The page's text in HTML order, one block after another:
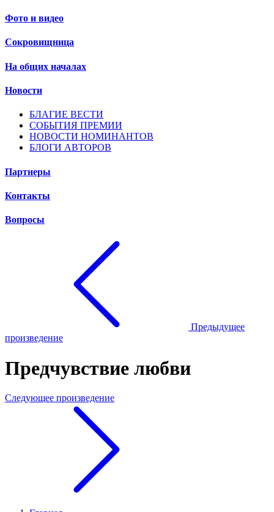
Фото и видео
Сокровищница
На общих началах
Новости
БЛАГИЕ ВЕСТИ
СОБЫТИЯ ПРЕМИИ
НОВОСТИ НОМИНАНТОВ
БЛОГИ АВТОРОВ
Партнеры
Контакты
Вопросы
Предыдущее
произведение
Предчувствие любви
Следующее произведение